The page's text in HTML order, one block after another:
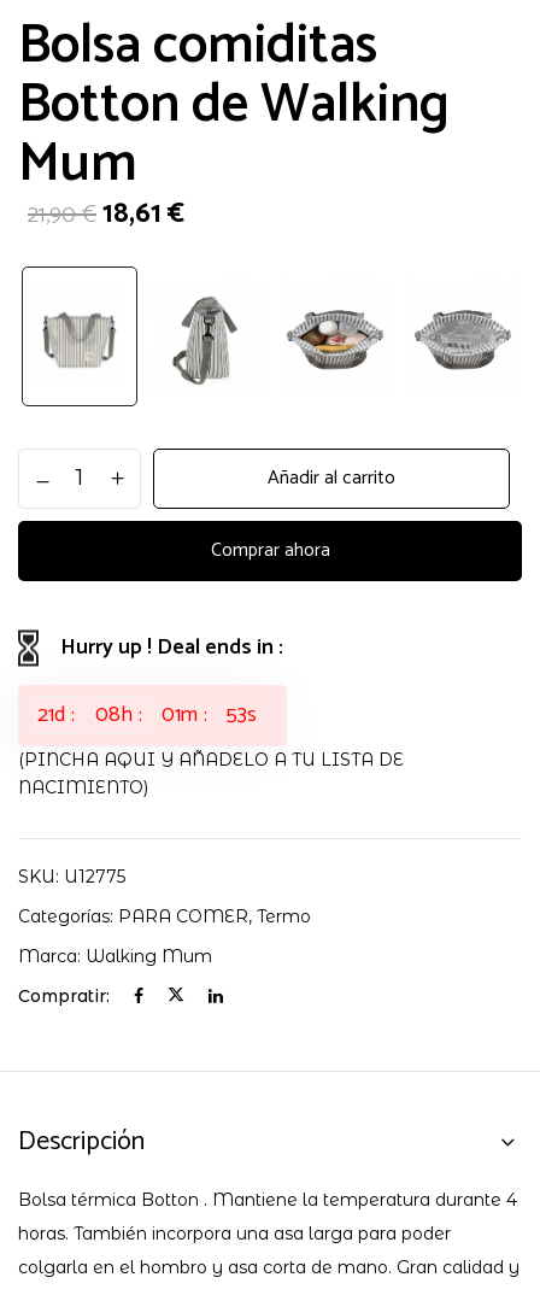
Bolsa comiditas
Botton de Walking
Mum
21,90€El
precio
era:
21,90 €.
18,61€Elprecio
comiditas
Botton
Walking
cantidad
Añadir al carrito
Comprar ahora
Hurry up ! Deal ends in :
21d 08h 01m 52s
(PINCHA AQUI Y AÑADELO A TU LISTA DE
NACIMIENTO)
SKU: U12775
Categorías: PARA COMER, Termo
Marca: Walking Mum
Compratir:
Descripción
Bolsa térmica Botton . Mantiene la temperatura durante 4
horas. También incorpora una asa larga para poder
colgarla en el hombro y asa corta de mano. Gran calidad y